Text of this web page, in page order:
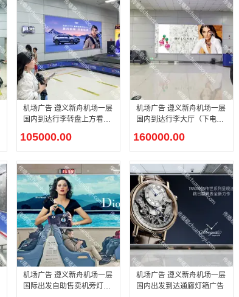
机场广告 遵义新舟机场一层
国内到达行李转盘上方看板
105000.00
机场广告 遵义新舟机场一层
国内到达行李大厅（下电梯
160000.00
机场广告 遵义新舟机场一层
国际出发自助售卖机旁灯箱
机场广告 遵义新舟机场一层
国内出发到达通廊灯箱广告